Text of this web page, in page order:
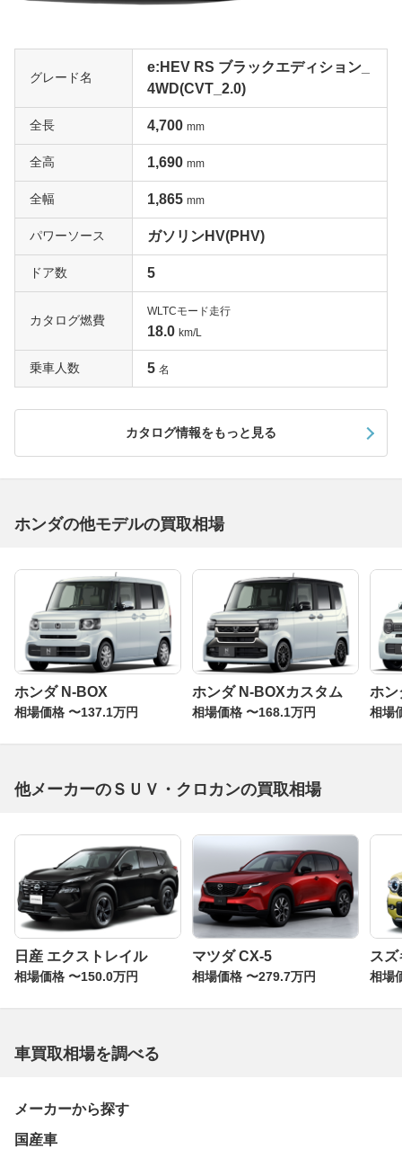
EX Masterpieceは2018年6月に発売された現行モデルの上
級グレードで、1.5L 4気筒直噴ターボエンジンを搭載しま
す。駆動方式はFFと4WDの2種類で、それぞれに2列シー
ト5人乗りと3列シート7人乗りを用意。ボディサイズは全
長4605mm、全幅1855mm、全高1680mm（4WD車は169
0mm）、ホイールベース2660mmとなります。JC08モー
ド燃費はFFモデルが15.4km/L、4WDモデルは5人乗りが1
ートや、ホンダの国内モデルでは初となるハンズフリーア
クセスパワーテールゲートを採用するなど装備充実のE
X・Masterpieceは、一括査定でも高く評価されるでしょ
2011年12月に発売された4代目の上級グレードが24Gで
す。ボディサイズは全長4535mm、全幅1820mm、全高16
85mm、ホイールベース2620mm。先代に対して全長が30
mm短くなったにもかかわらず、室内長は200mm以上拡大
し、さらにラゲッジ容量が65Lも増えるなど、パッケージ
ングの大幅な見直しによって居住性や実用性を向上させて
8モード燃費は11.6km/Lになります。新開発の電子制御駆
た24G。ぜひ一括査定を試してみてください。
グレード名
e:HEV RS ブラックエディション_
4WD(CVT_2.0)
全長 4,700 mm
全高 1,690 mm
全幅 1,865 mm
パワーソース ガソリンHV(PHV)
ドア数 5
カタログ燃費
WLTCモード走行
18.0 km/L
乗車人数 5 名
カタログ情報をもっと見る
ホンダの他モデルの買取相場
ホンダ N-BOX
相場価格 〜137.1万円
ホンダ N-BOXカスタム
相場価格 〜168.1万円
ホン
相場
他メーカーのＳＵＶ・クロカンの買取相場
日産 エクストレイル
相場価格 〜150.0万円
マツダ CX-5
相場価格 〜279.7万円
ス
相場
車買取相場を調べる
メーカーから探す
国産車